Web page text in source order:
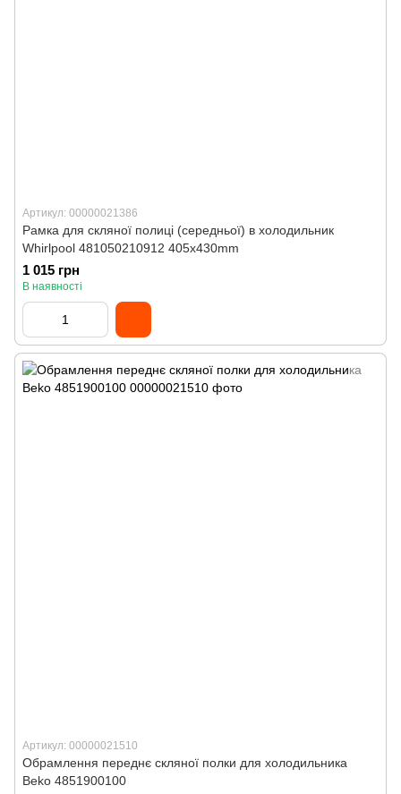
Артикул: 00000021386
Рамка для скляної полиці (середньої) в холодильник
Whirlpool 481050210912 405x430mm
1 015 грн
В наявності
Артикул: 00000021510
Обрамлення переднє скляної полки для холодильника
Beko 4851900100